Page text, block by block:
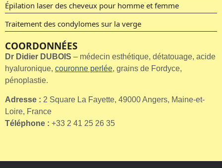
Épilation laser des cheveux pour homme et femme
Traitement des condylomes sur la verge
COORDONNÉES
Dr Didier DUBOIS – médecin esthétique, détatouage, acide
hyaluronique, couronne perlée, grains de Fordyce,
pénoplastie.
Adresse : 2 Square La Fayette, 49000 Angers, Maine-et-
Loire, France
Téléphone : +33 2 41 25 26 35